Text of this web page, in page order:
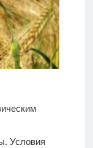
Условия